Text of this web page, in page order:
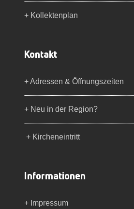
+ Kollektenplan
Kontakt
+ Adressen & Öffnungszeiten
+ Neu in der Region?
+ Kircheneintritt
Informationen
+ Impressum